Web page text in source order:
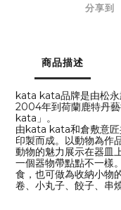
分享到
商品描述
kata kata品牌是由松
2004年到荷蘭鹿特丹
kata」。
由kata kata和倉敷意匠
印製而成。以動物為作
動物的魅力展示在器皿
一個器物帶點點不一樣
食，也可做為收納小物
卷、小丸子、餃子、串